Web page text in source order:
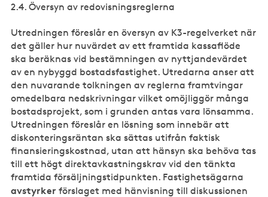
2.4. Översyn av redovisningsreglerna
Utredningen föreslår en översyn av K3-regelverket när
det gäller hur nuvärdet av ett framtida kassaflöde
ska beräknas vid bestämningen av nyttjandevärdet
av en nybyggd bostadsfastighet. Utredarna anser att
den nuvarande tolkningen av reglerna framtvingar
omedelbara nedskrivningar vilket omöjliggör många
bostadsprojekt, som i grunden antas vara lönsamma.
Utredningen föreslår en lösning som innebär att
diskonteringsräntan ska sättas utifrån faktisk
finansieringskostnad, utan att hänsyn ska behöva tas
till ett högt direktavkastningskrav vid den tänkta
framtida försäljningstidpunkten. Fastighetsägarna
avstyrker förslaget med hänvisning till diskussionen